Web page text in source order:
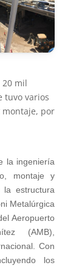
20 mil
tuvo varios
por
la ingeniería
montaje y
estructura
Metalúrgica
Aeropuerto
(AMB),
Con
los